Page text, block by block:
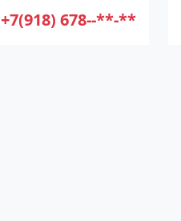
+7(918) 678--**-**